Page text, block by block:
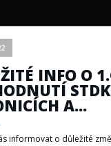
INFO O
A...
informovat o důležité